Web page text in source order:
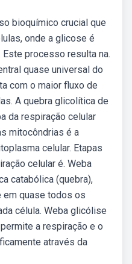
bioquímico crucial que
onde a glicose é
Este processo resulta na.
quase universal do
com o maior fluxo de
A quebra glicolítica de
da respiração celular
mitocôndrias é a
celular. Etapas
celular é. Weba
catabólica (quebra),
em quase todos os
célula. Weba glicólise
a respiração e o
através da